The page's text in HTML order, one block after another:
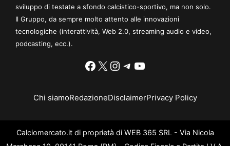
sviluppo di testate a sfondo calcistico-sportivo, ma non solo.
Il Gruppo, da sempre molto attento alle innovazioni
tecnologiche (interattività, Web 2.0, streaming audio e video,
podcasting, ecc.).
Facebook
X Instagram
Telegram
YouTube
Chi siamoRedazioneDisclaimerPrivacy Policy
Calciomercato.it di proprietà di WEB 365 SRL - Via Nicola